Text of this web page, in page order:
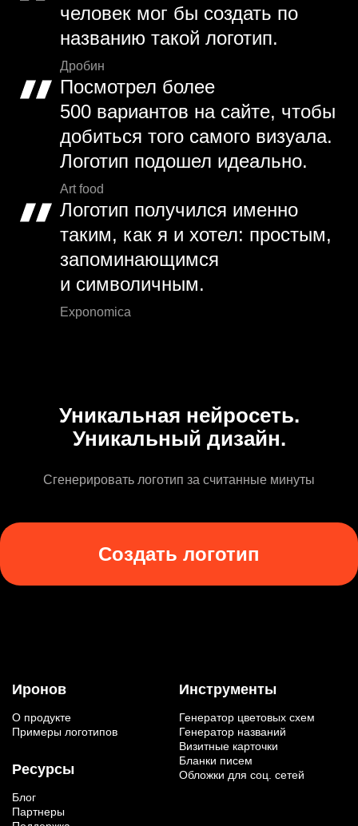
человек мог бы создать по
названию такой логотип.
Дробин
Посмотрел более
500 вариантов на сайте, чтобы
добиться того самого визуала.
Логотип подошел идеально.
Art food
Логотип получился именно
таким, как я и хотел: простым,
запоминающимся
и символичным.
Exponomica
Уникальная нейросеть.
Уникальный дизайн.
Сгенерировать логотип за считанные минуты
Создать логотип
Иронов
О продукте
Примеры логотипов
Ресурсы
Блог
Партнеры
Инструменты
Генератор цветовых схем
Генератор названий
Визитные карточки
Бланки писем
Обложки для соц. сетей